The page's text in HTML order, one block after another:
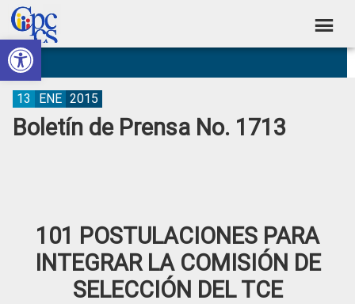
Abrir barra de herramientas
Skip
to
primary
navigation
Skip
to
main
content
Skip
to
primary
sidebar
Skip
to
footer
Consejo
de
Participación
Ciudadana
Construyendo
Poder
Ciudadano
Boletín de Prensa No. 1713
13 ENE 2015
101 POSTULACIONES PARA
INTEGRAR LA COMISIÓN DE
SELECCIÓN DEL TCE